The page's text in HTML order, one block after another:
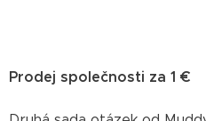
Prodej společnosti za 1 €